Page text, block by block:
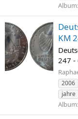
KM
247 -
2006
jahre